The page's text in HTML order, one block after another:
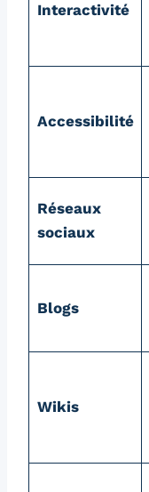
Interactivité
Accessibilité
Réseaux
sociaux
Blogs
Wikis